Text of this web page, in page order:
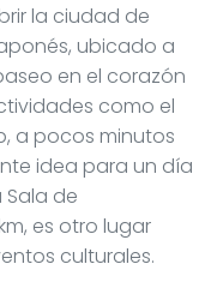
la ciudad de
ubicado a
en el corazón
como el
a pocos minutos
idea para un día
Sala de
es otro lugar
culturales.